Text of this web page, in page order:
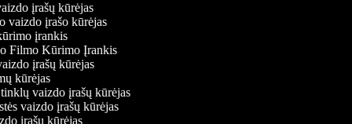
įrašų kūrėjas
vaizdo įrašo kūrėjas
įrankis
Filmo Kūrimo Įrankis
įrašų kūrėjas
kūrėjas
tinklų vaizdo įrašų kūrėjas
vaizdo įrašų kūrėjas
įrašų kūrėjas